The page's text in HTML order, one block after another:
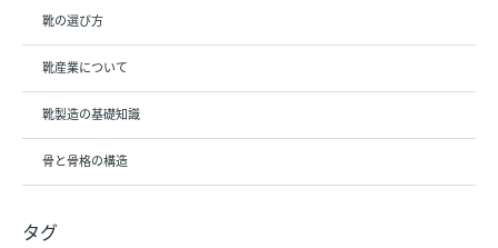
靴の選び方
靴産業について
靴製造の基礎知識
骨と骨格の構造
タグ